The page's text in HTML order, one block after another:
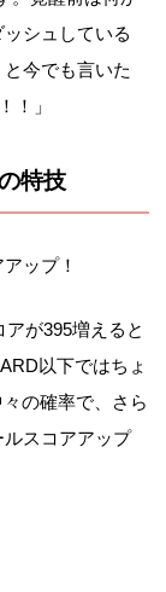
シュしている
今でも言いた
！」
特技
ップ！
が395増えると
以下ではちょ
の確率で、さら
スコアアップ